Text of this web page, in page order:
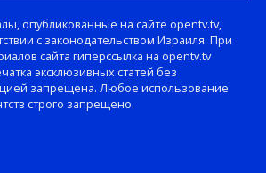
опубликованные на сайте opentv.tv,
с законодательством Израиля. При
сайта гиперссылка на opentv.tv
эксклюзивных статей без
запрещена. Любое использование
строго запрещено.